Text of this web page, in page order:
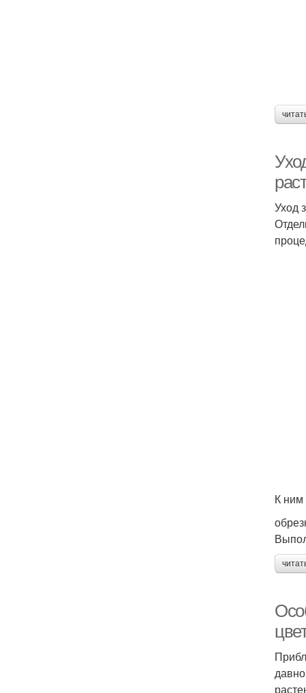
Уход
К ним